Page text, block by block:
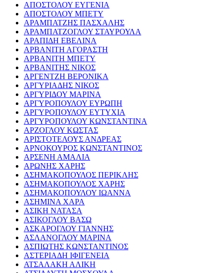
ΑΠΟΣΤΟΛΟΥ ΕΥΓΕΝΙΑ
ΑΠΟΣΤΟΛΟΥ ΜΠΕΤΥ
ΑΡΑΜΠΑΤΖΗΣ ΠΑΣΧΑΛΗΣ
ΑΡΑΜΠΑΤΖΟΓΛΟΥ ΣΤΑΥΡΟΥΛΑ
ΑΡΑΠΙΔΗ ΕΒΕΛΙΝΑ
ΑΡΒΑΝΙΤΗ ΑΓΟΡΑΣΤΗ
ΑΡΒΑΝΙΤΗ ΜΠΕΤΥ
ΑΡΒΑΝΙΤΗΣ ΝΙΚΟΣ
ΑΡΓΕΝΤΖΗ ΒΕΡΟΝΙΚΑ
ΑΡΓΥΡΙΑΔΗΣ ΝΙΚΟΣ
ΑΡΓΥΡΙΔΟΥ ΜΑΡΙΝΑ
ΑΡΓΥΡΟΠΟΥΛΟΥ ΕΥΡΩΠΗ
ΑΡΓΥΡΟΠΟΥΛΟΥ ΕΥΤΥΧΙΑ
ΑΡΓΥΡΟΠΟΥΛΟΥ ΚΩΝΣΤΑΝΤΙΝΑ
ΑΡΖΟΓΛΟΥ ΚΩΣΤΑΣ
ΑΡΙΣΤΟΤΕΛΟΥΣ ΑΝΔΡΕΑΣ
ΑΡΝΟΚΟΥΡΟΣ ΚΩΝΣΤΑΝΤΙΝΟΣ
ΑΡΣΕΝΗ ΑΜΑΛΙΑ
ΑΡΩΝΗΣ ΧΑΡΗΣ
ΑΣΗΜΑΚΟΠΟΥΛΟΣ ΠΕΡΙΚΛΗΣ
ΑΣΗΜΑΚΟΠΟΥΛΟΣ ΧΑΡΗΣ
ΑΣΗΜΑΚΟΠΟΥΛΟΥ ΙΩΑΝΝΑ
ΑΣΗΜΙΝΑ ΧΑΡΑ
ΑΣΙΚΗ ΝΑΤΑΣΑ
ΑΣΙΚΟΓΛΟΥ ΒΑΣΩ
ΑΣΚΑΡΟΓΛΟΥ ΓΙΑΝΝΗΣ
ΑΣΛΑΝΟΓΛΟΥ ΜΑΡΙΝΑ
ΑΣΠΙΩΤΗΣ ΚΩΝΣΤΑΝΤΙΝΟΣ
ΑΣΤΕΡΙΑΔΗ ΙΦΙΓΕΝΕΙΑ
ΑΤΣΑΛΑΚΗ ΑΛΙΚΗ